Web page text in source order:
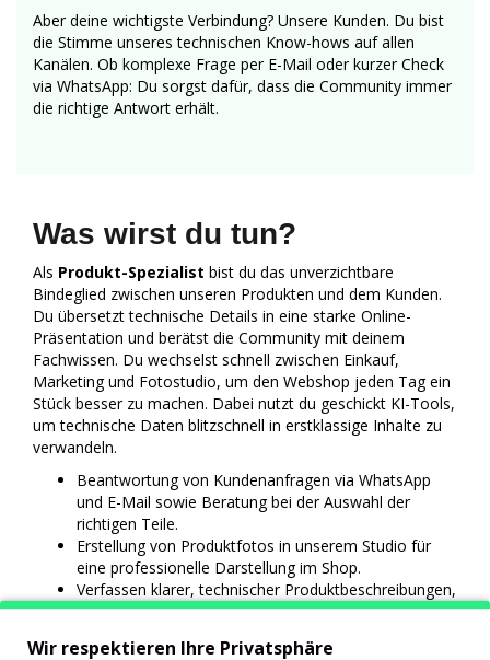
Aber deine wichtigste Verbindung? Unsere Kunden. Du bist
die Stimme unseres technischen Know-hows auf allen
Kanälen. Ob komplexe Frage per E-Mail oder kurzer Check
via WhatsApp: Du sorgst dafür, dass die Community immer
die richtige Antwort erhält.
Was wirst du tun?
Als Produkt-Spezialist bist du das unverzichtbare
Bindeglied zwischen unseren Produkten und dem Kunden.
Du übersetzt technische Details in eine starke Online-
Präsentation und berätst die Community mit deinem
Fachwissen. Du wechselst schnell zwischen Einkauf,
Marketing und Fotostudio, um den Webshop jeden Tag ein
Stück besser zu machen. Dabei nutzt du geschickt KI-Tools,
um technische Daten blitzschnell in erstklassige Inhalte zu
verwandeln.
Beantwortung von Kundenanfragen via WhatsApp
und E-Mail sowie Beratung bei der Auswahl der
richtigen Teile.
Erstellung von Produktfotos in unserem Studio für
eine professionelle Darstellung im Shop.
Verfassen klarer, technischer Produktbeschreibungen,
die dem Kunden echten Mehrwert bieten.
korrekten Attributen und Spezifikationen.
Wir respektieren Ihre Privatsphäre